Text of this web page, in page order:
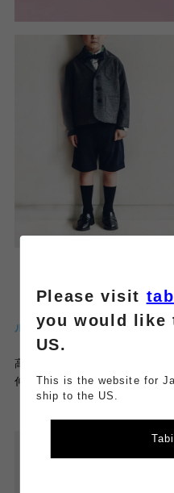
ルー丈ソックス
高感度でシンプルなテイストの
伸ばして履いても、ルーズに
Please visit
you would like
US.
This is the website for
ship to the US.